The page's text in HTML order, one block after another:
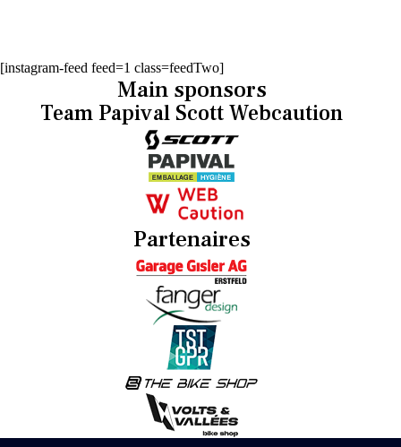
[instagram-feed feed=1 class=feedTwo]
Main sponsors
Team Papival Scott Webcaution
Partenaires